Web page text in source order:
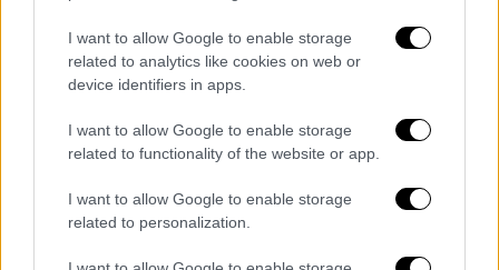
I want to allow Google to enable storage
related to analytics like cookies on web or
device identifiers in apps.
I want to allow Google to enable storage
related to functionality of the website or app.
I want to allow Google to enable storage
related to personalization.
έγραψαν λεπτομερείς αναλύσεις σχετικά με
τις τοξικές χημικές ουσίες, υποθέτοντας
χλωριούχου βινυλίου, μιας από τις χημικές
ουσίες που μεταφέρονταν στο τρένο, ήταν
επικίνδυνα υψηλή. Απέκρουσαν την εκτίμηση
EPAότι ο αέρας ήταν ασφαλής,
συμπεραίνοντας αντίθετα ότι η περιοχή